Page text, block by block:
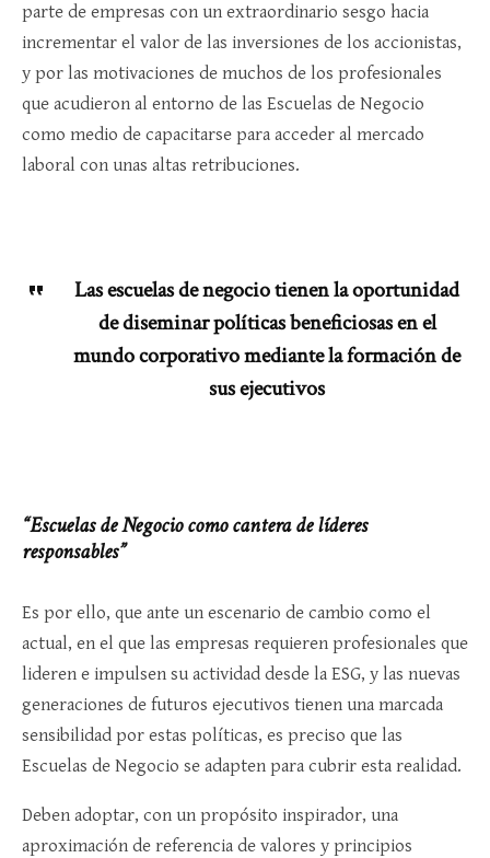
parte de empresas con un extraordinario sesgo hacia
incrementar el valor de las inversiones de los accionistas,
y por las motivaciones de muchos de los profesionales
que acudieron al entorno de las Escuelas de Negocio
como medio de capacitarse para acceder al mercado
laboral con unas altas retribuciones.
Las escuelas de negocio tienen la oportunidad
de diseminar políticas beneficiosas en el
mundo corporativo mediante la formación de
sus ejecutivos
“Escuelas de Negocio como cantera de líderes
responsables”
Es por ello, que ante un escenario de cambio como el
actual, en el que las empresas requieren profesionales que
lideren e impulsen su actividad desde la ESG, y las nuevas
generaciones de futuros ejecutivos tienen una marcada
sensibilidad por estas políticas, es preciso que las
Escuelas de Negocio se adapten para cubrir esta realidad.
Deben adoptar, con un propósito inspirador, una
aproximación de referencia de valores y principios